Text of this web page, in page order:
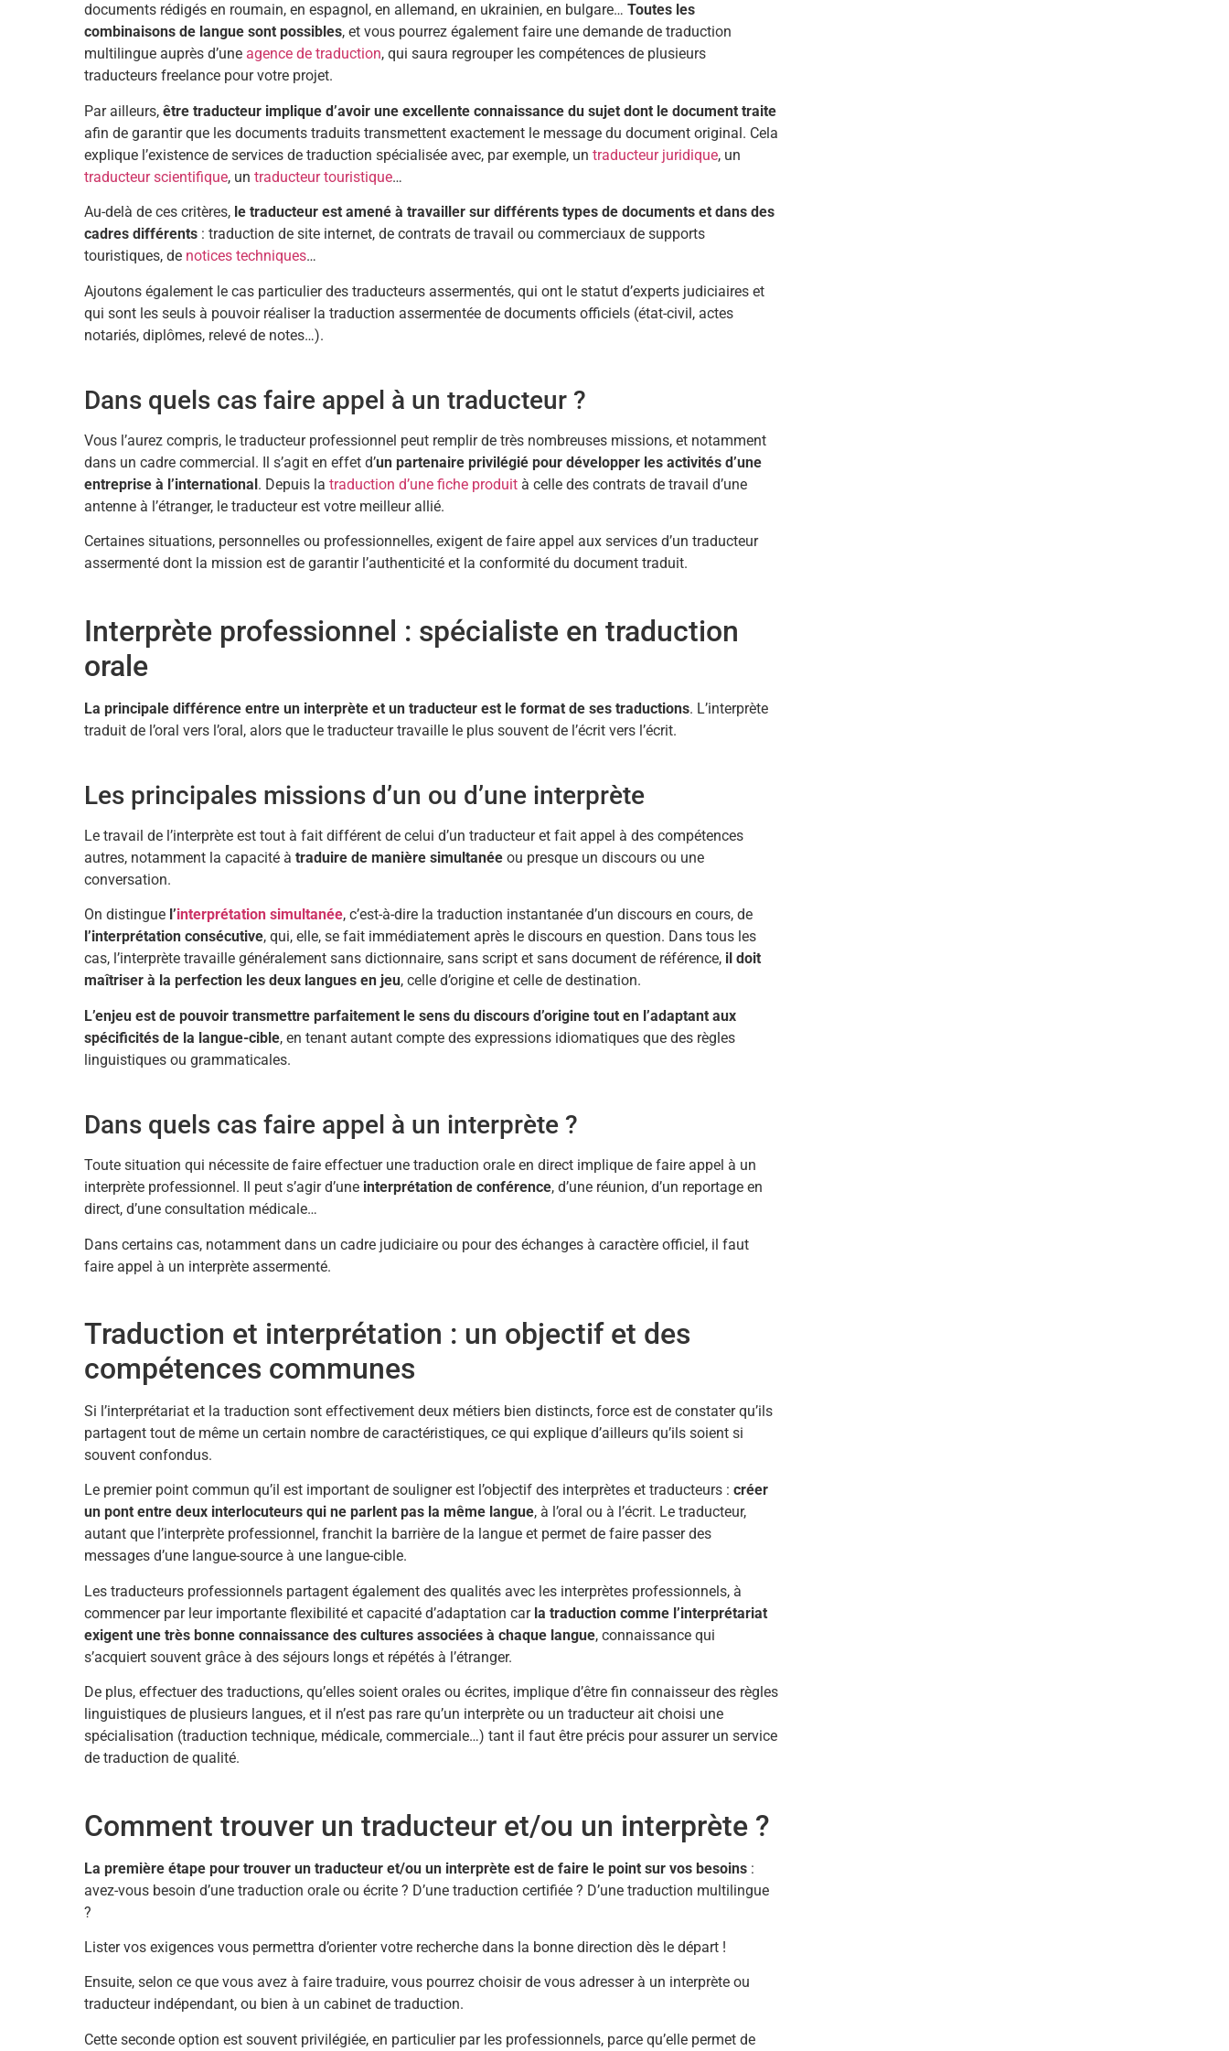
documents rédigés en roumain, en espagnol, en allemand, en ukrainien, en bulgare… Toutes les
combinaisons de langue sont possibles, et vous pourrez également faire une demande de traduction
multilingue auprès d’une agence de traduction, qui saura regrouper les compétences de plusieurs
traducteurs freelance pour votre projet.
Par ailleurs, être traducteur implique d’avoir une excellente connaissance du sujet dont le document traite
afin de garantir que les documents traduits transmettent exactement le message du document original. Cela
explique l’existence de services de traduction spécialisée avec, par exemple, un traducteur juridique, un
traducteur scientifique, un traducteur touristique…
Au-delà de ces critères, le traducteur est amené à travailler sur différents types de documents et dans des
cadres différents : traduction de site internet, de contrats de travail ou commerciaux de supports
touristiques, de notices techniques…
Ajoutons également le cas particulier des traducteurs assermentés, qui ont le statut d’experts judiciaires et
qui sont les seuls à pouvoir réaliser la traduction assermentée de documents officiels (état-civil, actes
notariés, diplômes, relevé de notes…).
Dans quels cas faire appel à un traducteur ?
Vous l’aurez compris, le traducteur professionnel peut remplir de très nombreuses missions, et notamment
dans un cadre commercial. Il s’agit en effet d’un partenaire privilégié pour développer les activités d’une
entreprise à l’international. Depuis la traduction d’une fiche produit à celle des contrats de travail d’une
antenne à l’étranger, le traducteur est votre meilleur allié.
Certaines situations, personnelles ou professionnelles, exigent de faire appel aux services d’un traducteur
assermenté dont la mission est de garantir l’authenticité et la conformité du document traduit.
Interprète professionnel : spécialiste en traduction
orale
La principale différence entre un interprète et un traducteur est le format de ses traductions. L’interprète
traduit de l’oral vers l’oral, alors que le traducteur travaille le plus souvent de l’écrit vers l’écrit.
Les principales missions d’un ou d’une interprète
Le travail de l’interprète est tout à fait différent de celui d’un traducteur et fait appel à des compétences
autres, notamment la capacité à traduire de manière simultanée ou presque un discours ou une
conversation.
On distingue l’interprétation simultanée, c’est-à-dire la traduction instantanée d’un discours en cours, de
l’interprétation consécutive, qui, elle, se fait immédiatement après le discours en question. Dans tous les
cas, l’interprète travaille généralement sans dictionnaire, sans script et sans document de référence, il doit
maîtriser à la perfection les deux langues en jeu, celle d’origine et celle de destination.
L’enjeu est de pouvoir transmettre parfaitement le sens du discours d’origine tout en l’adaptant aux
spécificités de la langue-cible, en tenant autant compte des expressions idiomatiques que des règles
linguistiques ou grammaticales.
Dans quels cas faire appel à un interprète ?
Toute situation qui nécessite de faire effectuer une traduction orale en direct implique de faire appel à un
interprète professionnel. Il peut s’agir d’une interprétation de conférence, d’une réunion, d’un reportage en
direct, d’une consultation médicale…
Dans certains cas, notamment dans un cadre judiciaire ou pour des échanges à caractère officiel, il faut
faire appel à un interprète assermenté.
Traduction et interprétation : un objectif et des
compétences communes
Si l’interprétariat et la traduction sont effectivement deux métiers bien distincts, force est de constater qu’ils
partagent tout de même un certain nombre de caractéristiques, ce qui explique d’ailleurs qu’ils soient si
souvent confondus.
Le premier point commun qu’il est important de souligner est l’objectif des interprètes et traducteurs : créer
un pont entre deux interlocuteurs qui ne parlent pas la même langue, à l’oral ou à l’écrit. Le traducteur,
autant que l’interprète professionnel, franchit la barrière de la langue et permet de faire passer des
messages d’une langue-source à une langue-cible.
Les traducteurs professionnels partagent également des qualités avec les interprètes professionnels, à
commencer par leur importante flexibilité et capacité d’adaptation car la traduction comme l’interprétariat
exigent une très bonne connaissance des cultures associées à chaque langue, connaissance qui
s’acquiert souvent grâce à des séjours longs et répétés à l’étranger.
De plus, effectuer des traductions, qu’elles soient orales ou écrites, implique d’être fin connaisseur des règles
linguistiques de plusieurs langues, et il n’est pas rare qu’un interprète ou un traducteur ait choisi une
spécialisation (traduction technique, médicale, commerciale…) tant il faut être précis pour assurer un service
de traduction de qualité.
Comment trouver un traducteur et/ou un interprète ?
La première étape pour trouver un traducteur et/ou un interprète est de faire le point sur vos besoins :
avez-vous besoin d’une traduction orale ou écrite ? D’une traduction certifiée ? D’une traduction multilingue
?
Lister vos exigences vous permettra d’orienter votre recherche dans la bonne direction dès le départ !
Ensuite, selon ce que vous avez à faire traduire, vous pourrez choisir de vous adresser à un interprète ou
traducteur indépendant, ou bien à un cabinet de traduction.
Cette seconde option est souvent privilégiée, en particulier par les professionnels, parce qu’elle permet de